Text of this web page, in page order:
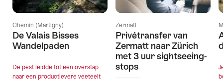
Chemin (Martigny)
De Valais Bisses
Wandelpaden
De pest leidde tot een overstap
naar een productievere veeteelt
Zermatt
Privétransfer van
Zermatt naar Zürich
met 3 uur sightseeing-
stops